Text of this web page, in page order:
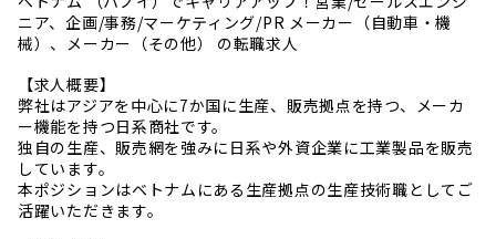
ニア、企画/事務/マーケティング/PR メーカー（自動車・機
械）、メーカー（その他） の転職求人
【求人概要】
弊社はアジアを中心に7か国に生産、販売拠点を持つ、メーカ
ー機能を持つ日系商社です。
独自の生産、販売網を強みに日系や外資企業に工業製品を販売
しています。
本ポジションはベトナムにある生産拠点の生産技術職としてご
活躍いただきます。